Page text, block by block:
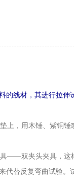
的线材，其进行拉
上，用木锤、紫铜
――双夹头夹具，这
代替反复弯曲试验